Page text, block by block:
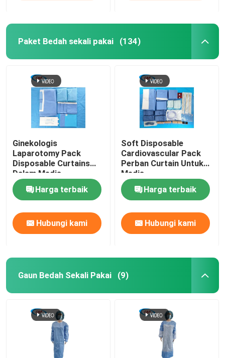
Paket Bedah sekali pakai (134)
Ginekologis
Laparotomy Pack
Disposable Curtains
Dalam Medis
Disesuaikan
Harga terbaik
Hubungi kami
Soft Disposable
Cardiovascular Pack
Perban Curtain Untuk
Medis
Harga terbaik
Hubungi kami
Gaun Bedah Sekali Pakai (9)